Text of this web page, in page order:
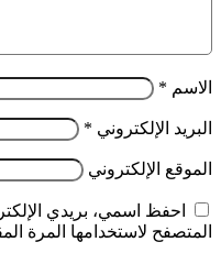
الاسم *
البريد الإلكتروني *
الموقع الإلكتروني
احفظ اسمي، بريدي
المتصفح لاستخدامها المرة